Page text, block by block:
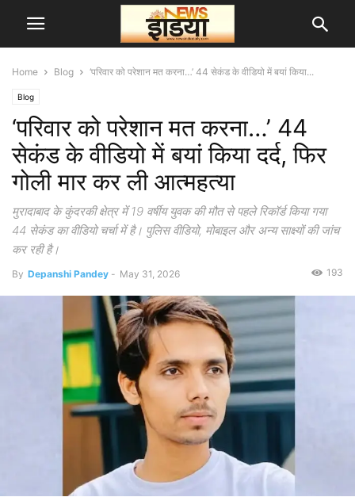
Home Blog ‘परिवार को परेशान मत करना…’ 44 सेकंड के वीडियो में बयां किया...
Blog
‘परिवार को परेशान मत करना…’ 44
सेकंड के वीडियो में बयां किया दर्द, फिर
गोली मार कर ली आत्महत्या
मुरादाबाद के कुंदरकी क्षेत्र में 19 वर्षीय युवक की मौत से पहले रिकॉर्ड किया गया
44 सेकंड का वीडियो चर्चा में है। पुलिस वीडियो, मोबाइल और अन्य साक्ष्यों की जांच
कर रही है।
By Depanshi Pandey - May 31, 2026 193